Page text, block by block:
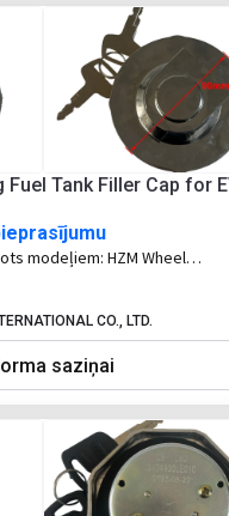
Tank Filler Cap for
modeļiem: HZM Wheel
Wheel Loader, EVERUN
Wheel Loader, SOCMA Wheel
Wheel Loader, TRANER
KINGWAY Wheel Loader,
Loader, BLANCHE Wheel
MACHPRO Skid Steer Loader,
CO., LTD.
saziņai